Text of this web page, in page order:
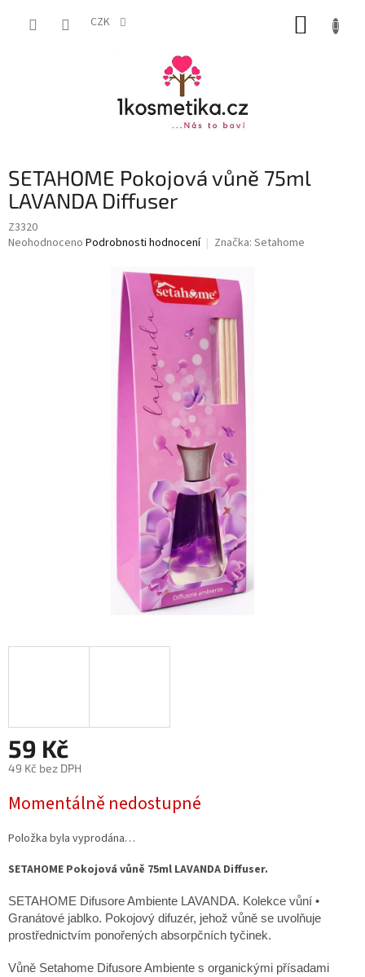
CZK
SETAHOME Pokojová vůně 75ml
LAVANDA Diffuser
Z3320
Průměrné
Neohodnoceno Podrobnosti hodnocení Značka: Setahome
59 Kč
49 Kč bez DPH
cena:
Momentálně nedostupné
Položka byla vyprodána…
SETAHOME Pokojová vůně 75ml LAVANDA Diffuser.
SETAHOME Difusore Ambiente LAVANDA. Kolekce vůní •
Granátové jablko. Pokojový difuzér, jehož vůně se uvolňuje
prostřednictvím ponořených absorpčních tyčinek.
Vůně Setahome Difusore Ambiente s organickými přísadami